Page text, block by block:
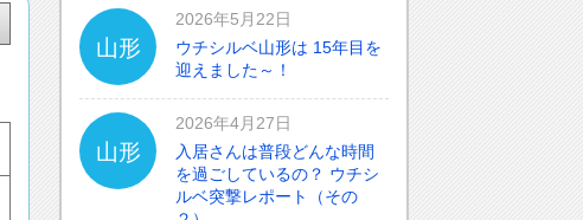
山形
2026年5月22日
ウチシルベ山形は 15年目を
迎えました～！
山形
2026年4月27日
入居さんは普段どんな時間
を過ごしているの？ ウチシ
ルベ突撃レポート（その